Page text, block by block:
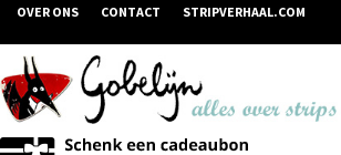
OVER ONS CONTACT STRIPVERHAAL.COM